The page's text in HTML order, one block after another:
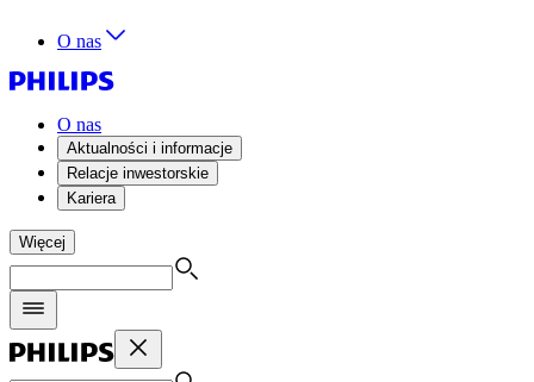
O nas
O nas
Aktualności i informacje
Relacje inwestorskie
Kariera
Więcej